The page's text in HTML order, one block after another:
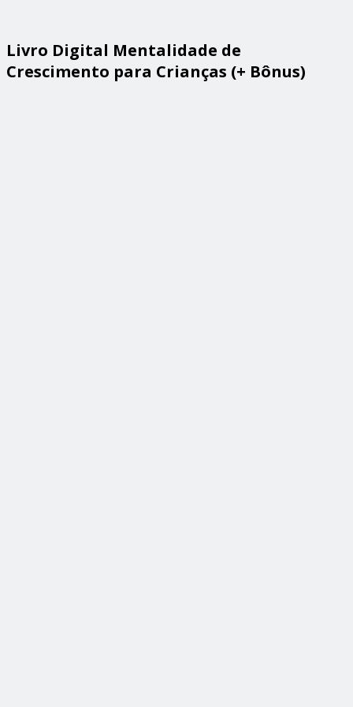
Livro Digital Mentalidade de
Crescimento para Crianças (+ Bônus)